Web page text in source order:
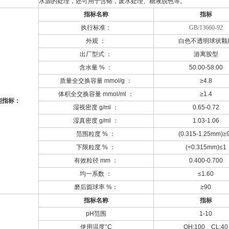
标：
指标名称
指标
执行标准：
GB/13660-92
外观 ：
白色不透明球状颗
出厂型式 ：
游离胺型
含水量 % ：
50.00-58.00
质量全交换容量mmol/g ：
≥4.8
体积全交换容量mmol/ml ：
≥1.4
湿视密度 g/ml ：
0.65-0.72
湿真密度 g/ml ：
1.03-1.06
范围粒度 % ： (0.315-1.25mm
下限粒度 % ： (<0.315mm)≤1
有效粒径mm ：
0.400-0.700
均一系数 ：
≤1.60
磨后圆球率%： ≥90
指标名称
指标
pH范围
1-10
使用温度°C
OH:100 CL:40